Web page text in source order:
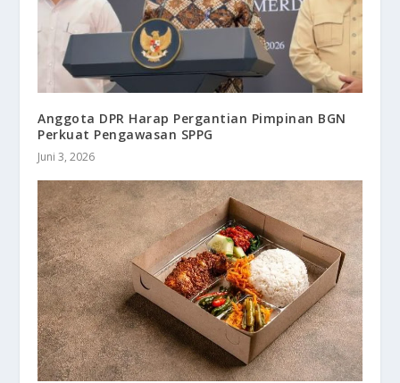
Anggota DPR Harap Pergantian Pimpinan BGN
Perkuat Pengawasan SPPG
Juni 3, 2026